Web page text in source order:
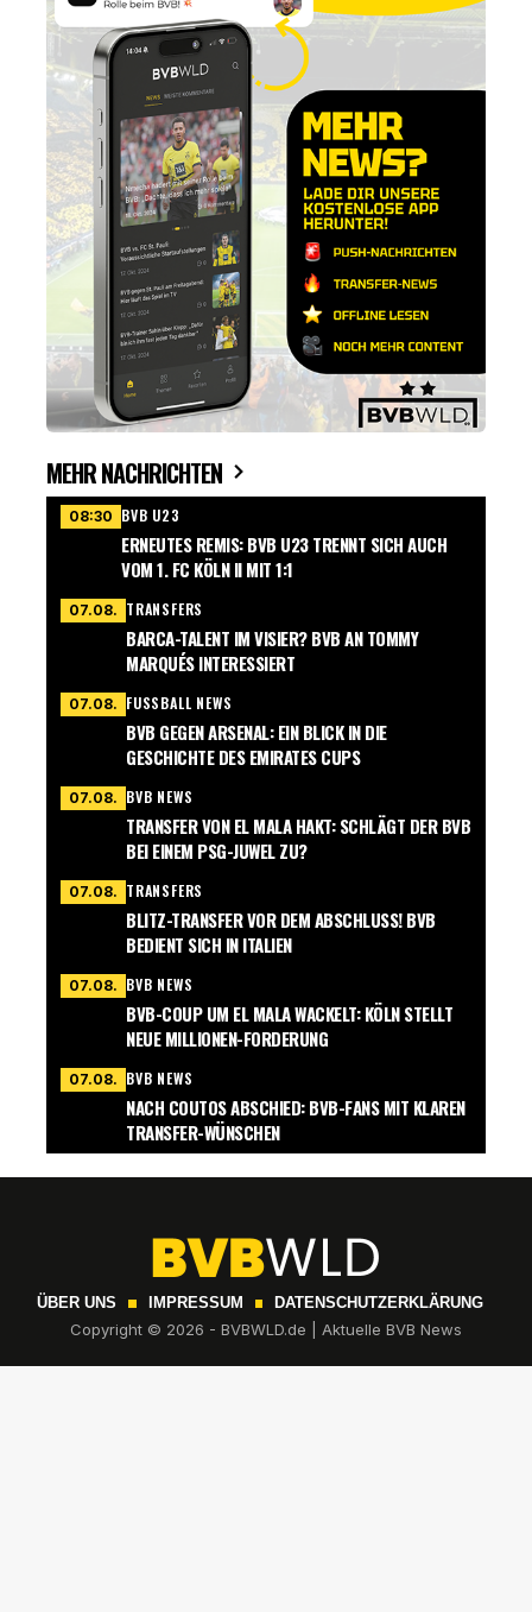
MEHR NACHRICHTEN
08:30 BVB U23
ERNEUTES REMIS: BVB U23 TRENNT SICH AUCH
VOM 1. FC KÖLN II MIT 1:1
07.08. TRANSFERS
BARCA-TALENT IM VISIER? BVB AN TOMMY
MARQUÉS INTERESSIERT
07.08. FUSSBALL NEWS
BVB GEGEN ARSENAL: EIN BLICK IN DIE
GESCHICHTE DES EMIRATES CUPS
07.08. BVB NEWS
TRANSFER VON EL MALA HAKT: SCHLÄGT DER BVB
BEI EINEM PSG-JUWEL ZU?
07.08. TRANSFERS
BLITZ-TRANSFER VOR DEM ABSCHLUSS! BVB
BEDIENT SICH IN ITALIEN
07.08. BVB NEWS
BVB-COUP UM EL MALA WACKELT: KÖLN STELLT
NEUE MILLIONEN-FORDERUNG
07.08. BVB NEWS
NACH COUTOS ABSCHIED: BVB-FANS MIT KLAREN
TRANSFER-WÜNSCHEN
ÜBER UNS IMPRESSUM DATENSCHUTZERKLÄRUNG
Copyright © 2026 - BVBWLD.de | Aktuelle BVB News